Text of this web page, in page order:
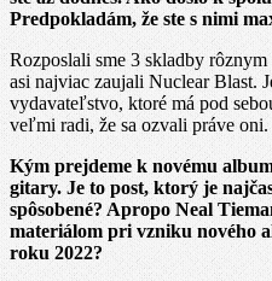
Predpokladám, že ste s nimi
Rozposlali sme 3 skladby
asi najviac zaujali Nuclear Blast.
vydavateľstvo, ktoré má pod
veľmi radi, že sa ozvali práve oni.
Kým prejdeme k novému
gitary. Je to post, ktorý je
spôsobené? Apropo Neal
materiálom pri vzniku nového
roku 2022?